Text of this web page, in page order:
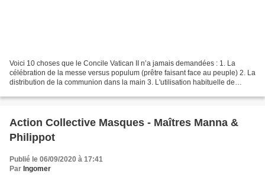
Voici 10 choses que le Concile Vatican II n’a jamais demandées : 1. La
célébration de la messe versus populum (prêtre faisant face au peuple) 2. La
distribution de la communion dans la main 3. L'utilisation habituelle de
Action Collective Masques - Maîtres Manna &
Philippot
Publié le 06/09/2020 à 17:41
Par Ingomer